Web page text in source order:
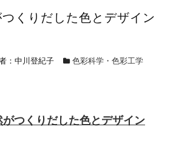
ウィーク休業の...
ーチャートA4サイ...
【なくなり次第終...
くりだした色とデザイン
：中川登紀子 色彩科学・色彩工学
つくりだした色とデザイン